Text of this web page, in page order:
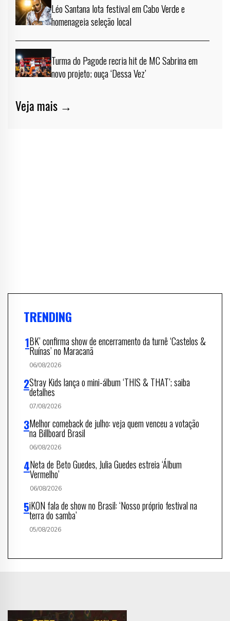
Léo Santana lota festival em Cabo Verde e
homenageia seleção local
Turma do Pagode recria hit de MC Sabrina em
novo projeto; ouça ‘Dessa Vez’
Veja mais →
TRENDING
BK’ confirma show de encerramento da turnê ‘Castelos &
Ruínas’ no Maracanã
06/08/2026
Stray Kids lança o mini-álbum ‘THIS & THAT’; saiba
detalhes
07/08/2026
Melhor comeback de julho: veja quem venceu a votação
na Billboard Brasil
06/08/2026
Neta de Beto Guedes, Julia Guedes estreia ‘Álbum
Vermelho’
06/08/2026
iKON fala de show no Brasil: ‘Nosso próprio festival na
terra do samba’
05/08/2026